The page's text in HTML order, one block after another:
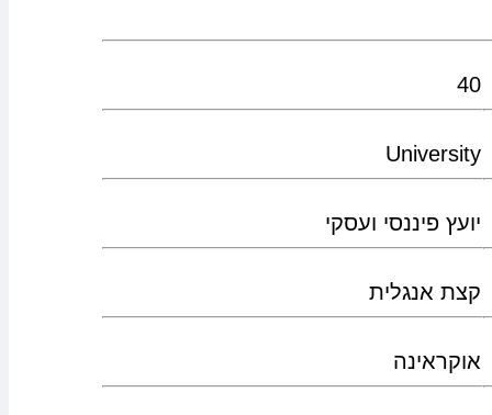
40
University
יועץ פיננסי ועסקי
קצת אנגלית
אוקראינה